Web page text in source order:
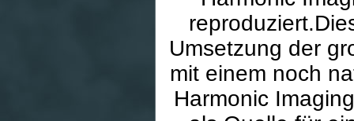
Umsetzung der
mit einem noch
Harmonic